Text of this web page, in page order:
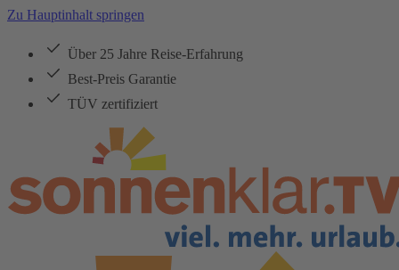
Zu Hauptinhalt springen
Über 25 Jahre Reise-Erfahrung
Best-Preis Garantie
TÜV zertifiziert